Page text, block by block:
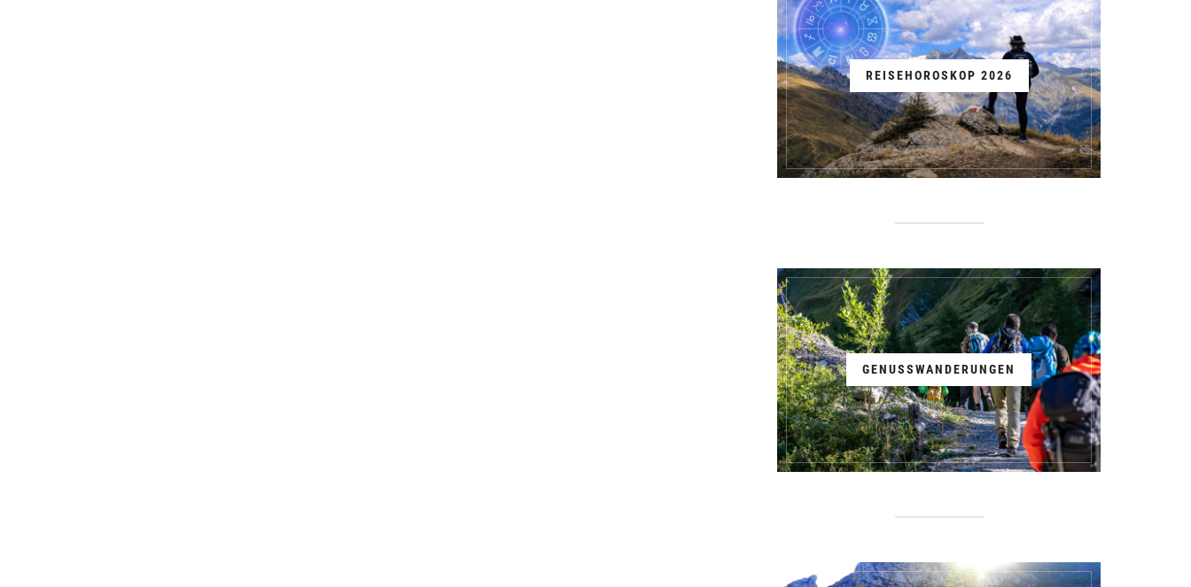
REISEHOROSKOP 2026
GENUSSWANDERUNGEN